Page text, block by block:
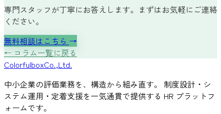
専門スタッフが丁寧にお答えします。まずはお気軽にご連絡
ください。
無料相談はこちら →
← コラム一覧に戻る
ColorfulboxCo.,Ltd.
中小企業の評価業務を、構造から組み直す。 制度設計・シ
ステム運用・定着支援を一気通貫で提供する HR プラットフ
ォームです。